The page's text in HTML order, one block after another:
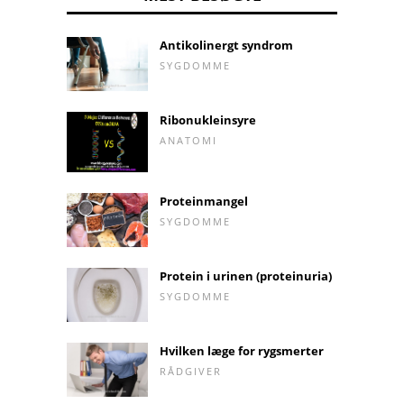
Antikolinergt syndrom
SYGDOMME
Ribonukleinsyre
ANATOMI
Proteinmangel
SYGDOMME
Protein i urinen (proteinuria)
SYGDOMME
Hvilken læge for rygsmerter
RÅDGIVER